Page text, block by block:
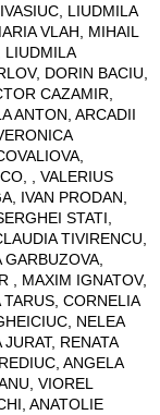
LIUDMILA
VLAH, MIHAIL
LIUDMILA
DORIN BACIU,
CAZAMIR,
ANTON, ARCADII
, VALERIUS
IVAN PRODAN,
STATI,
TIVIRENCU,
, MAXIM IGNATOV,
CORNELIA
NELEA
RENATA
ANGELA
VIOREL
ANATOLIE